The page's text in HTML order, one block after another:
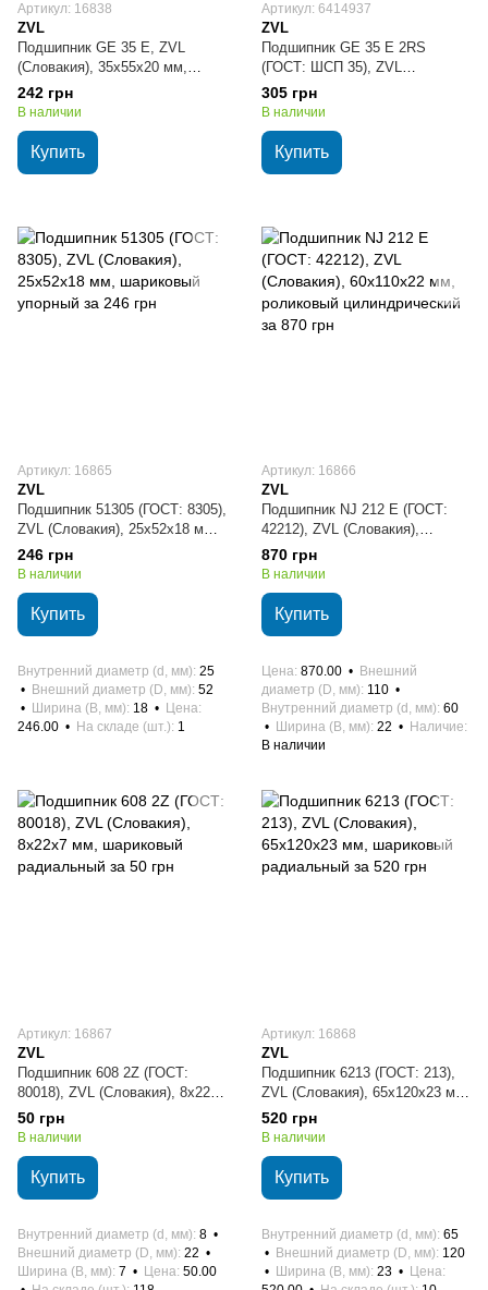
Артикул: 16838
ZVL
Подшипник GE 35 E, ZVL
(Словакия), 35х55х20 мм,
шарнирный
242 грн
В наличии
Купить
Артикул: 6414937
ZVL
Подшипник GE 35 E 2RS
(ГОСТ: ШСП 35), ZVL
(Словакия), 35х55х20 мм,
шарнирный
305 грн
В наличии
Купить
Артикул: 16865
ZVL
Подшипник 51305 (ГОСТ: 8305),
ZVL (Словакия), 25х52х18 мм,
шариковый упорный
246 грн
В наличии
Купить
Внутренний диаметр (d, мм) 25
Внешний диаметр (D, мм) 52
Ширина (B, мм) 18
Цена
246.00
На складе (шт.) 1
Артикул: 16866
ZVL
Подшипник NJ 212 E (ГОСТ:
42212), ZVL (Словакия),
60х110х22 мм, роликовый
цилиндрический
870 грн
В наличии
Купить
Цена 870.00
Внешний
диаметр (D, мм) 110
Внутренний диаметр (d, мм) 60
Ширина (B, мм) 22
Наличие
В наличии
Артикул: 16867
ZVL
Подшипник 608 2Z (ГОСТ:
80018), ZVL (Словакия), 8х22х7
мм, шариковый радиальный
50 грн
В наличии
Купить
Внутренний диаметр (d, мм) 8
Внешний диаметр (D, мм) 22
Ширина (B, мм) 7 Цена 50.00
Артикул: 16868
ZVL
Подшипник 6213 (ГОСТ: 213),
ZVL (Словакия), 65х120х23 мм,
шариковый радиальный
520 грн
В наличии
Купить
Внутренний диаметр (d, мм) 65
Внешний диаметр (D, мм) 120
Ширина (B, мм) 23
Цена